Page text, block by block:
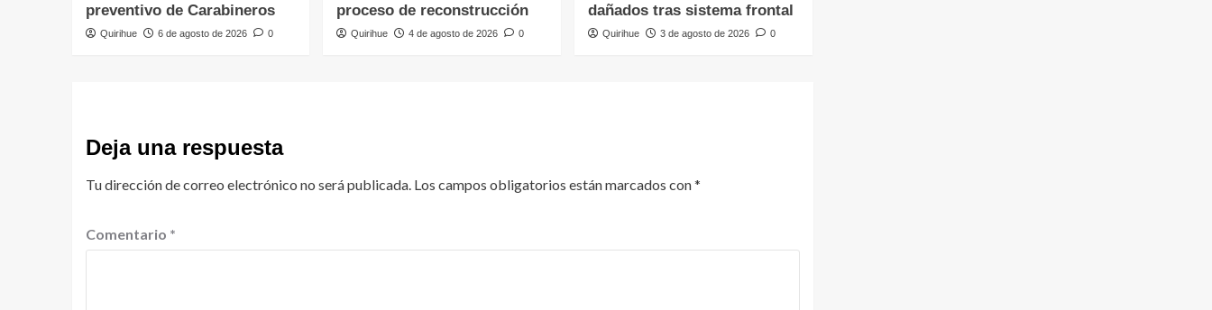
preventivo de Carabineros
Quirihue 6 de agosto de 2026 0
proceso de reconstrucción
Quirihue 4 de agosto de 2026 0
dañados tras sistema frontal
Quirihue 3 de agosto de 2026 0
Deja una respuesta
Tu dirección de correo electrónico no será publicada. Los campos obligatorios están marcados con*
Comentario *